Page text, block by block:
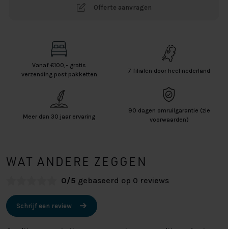
Offerte aanvragen
Vanaf €100,- gratis
verzending post pakketten
7 filialen door heel nederland
Meer dan 30 jaar ervaring
90 dagen omruilgarantie (zie
voorwaarden)
WAT ANDERE ZEGGEN
0/5 gebaseerd op 0 reviews
Schrijf een review